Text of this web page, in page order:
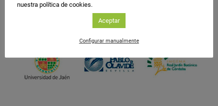
nuestra política de cookies.
Aceptar
Configurar manualmente